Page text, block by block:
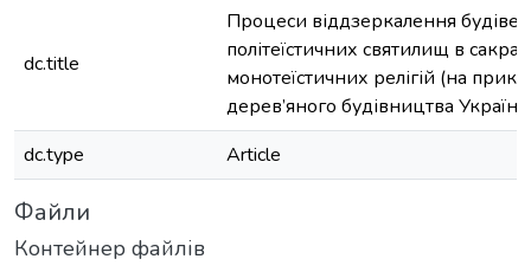
dc.title
Процеси віддзеркалення
політеїстичних святилищ в
монотеїстичних релігій (на
дерев’яного будівництва України
dc.type
Article
Файли
Контейнер файлів